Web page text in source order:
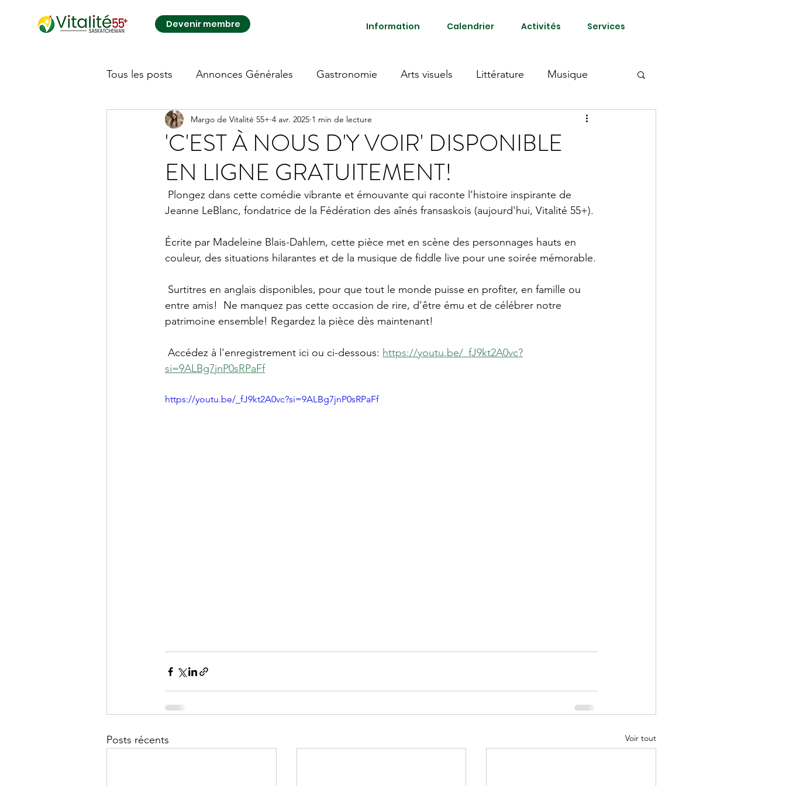
Devenir membre Information Calendrier Activités Services
Tous les posts Annonces Générales Gastronomie Arts visuels Littérature Musique
'C'EST À NOUS D'Y VOIR' DISPONIBLE
EN LIGNE GRATUITEMENT!
Margo de Vitalité 55+ 4 avr. 2025 1 min de lecture
Plongez dans cette comédie vibrante et émouvante qui raconte l’histoire inspirante de
Jeanne LeBlanc, fondatrice de la Fédération des aînés fransaskois (aujourd'hui, Vitalité 55+).
Écrite par Madeleine Blais-Dahlem, cette pièce met en scène des personnages hauts en
couleur, des situations hilarantes et de la musique de fiddle live pour une soirée mémorable.
Surtitres en anglais disponibles, pour que tout le monde puisse en profiter, en famille ou
entre amis!  Ne manquez pas cette occasion de rire, d’être ému et de célébrer notre
patrimoine ensemble! Regardez la pièce dès maintenant!
Accédez à l'enregistrement ici ou ci-dessous: https://youtu.be/_fJ9kt2A0vc?
si=9ALBg7jnP0sRPaFf
https://youtu.be/_fJ9kt2A0vc?si=9ALBg7jnP0sRPaFf
Posts récents Voir tout